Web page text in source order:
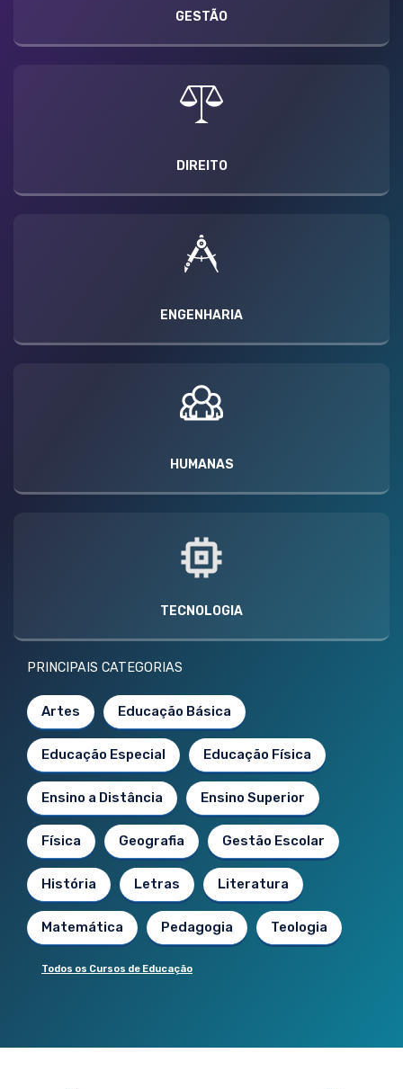
GESTÃO
DIREITO
ENGENHARIA
HUMANAS
TECNOLOGIA
PRINCIPAIS CATEGORIAS
Artes Educação Básica
Educação Especial Educação Física
Ensino a Distância Ensino Superior
Física Geografia Gestão Escolar
História Letras Literatura
Matemática Pedagogia Teologia
Todos os Cursos de Educação